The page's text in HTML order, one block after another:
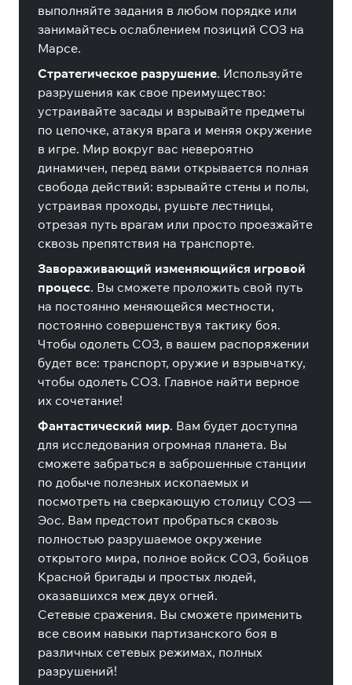
выполняйте задания в любом порядке или
занимайтесь ослаблением позиций СОЗ на
Марсе.
Стратегическое разрушение. Используйте
разрушения как свое преимущество:
устраивайте засады и взрывайте предметы
по цепочке, атакуя врага и меняя окружение
в игре. Мир вокруг вас невероятно
динамичен, перед вами открывается полная
свобода действий: взрывайте стены и полы,
устраивая проходы, рушьте лестницы,
отрезая путь врагам или просто проезжайте
сквозь препятствия на транспорте.
Завораживающий изменяющийся игровой
процесс. Вы сможете проложить свой путь
на постоянно меняющейся местности,
постоянно совершенствуя тактику боя.
Чтобы одолеть СОЗ, в вашем распоряжении
будет все: транспорт, оружие и взрывчатку,
чтобы одолеть СОЗ. Главное найти верное
их сочетание!
Фантастический мир. Вам будет доступна
для исследования огромная планета. Вы
сможете забраться в заброшенные станции
по добыче полезных ископаемых и
посмотреть на сверкающую столицу СОЗ —
Эос. Вам предстоит пробраться сквозь
полностью разрушаемое окружение
открытого мира, полное войск СОЗ, бойцов
Красной бригады и простых людей,
оказавшихся меж двух огней.
Сетевые сражения. Вы сможете применить
все своим навыки партизанского боя в
различных сетевых режимах, полных
разрушений!